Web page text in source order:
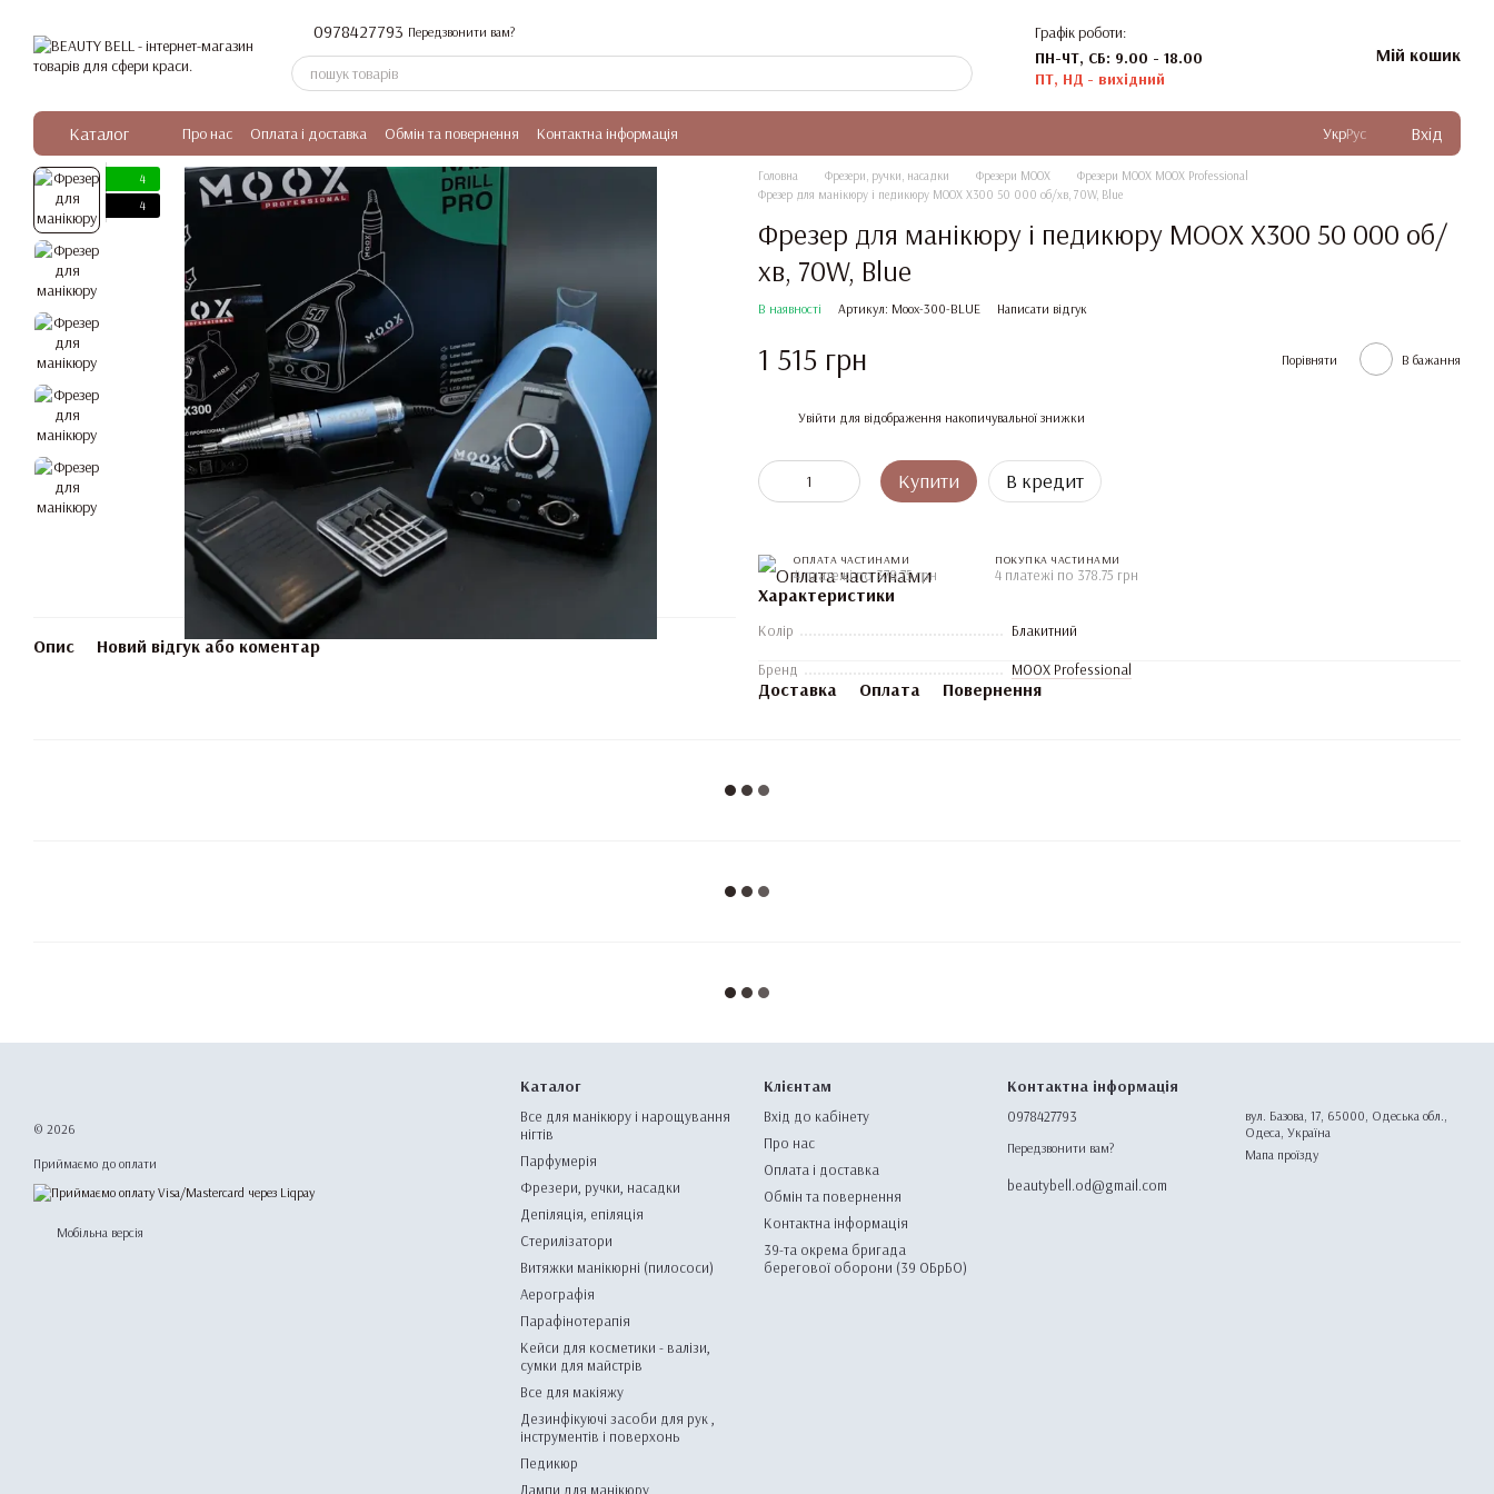
0978427793 Передзвонити вам?
Графік роботи:
ПН-ЧТ, СБ: 9.00 - 18.00
ПТ, НД - вихідний
Мій кошик
Каталог Про нас Оплата і доставка Обмін та повернення Контактна інформація УкрРус Вхід
4
4
Опис Новий відгук або коментар
Головна Фрезери, ручки, насадки Фрезери MOOX
Фрезери MOOX MOOX Professional
Фрезер для манікюру і педикюру MOOX X300 50 000 об/хв, 70W, Blue
Фрезер для манікюру і педикюру MOOX X300 50 000 об/
хв, 70W, Blue
В наявності Артикул: Moox-300-BLUE Написати відгук
1 515 грн Порівняти В бажання
Увійти для відображення накопичувальної знижки
Купити В кредит
ОПЛАТА ЧАСТИНАМИ
4 платежі по 378.75 грн
ПОКУПКА ЧАСТИНАМИ
4 платежі по 378.75 грн
Характеристики
Колір Блакитний
Бренд MOOX Professional
Доставка Оплата Повернення
© 2026
Приймаємо до оплати
Мобільна версія
Каталог
Все для манікюру і нарощування
нігтів
Парфумерія
Фрезери, ручки, насадки
Депіляція, епіляція
Стерилізатори
Витяжки манікюрні (пилососи)
Аерографія
Парафінотерапія
Кейси для косметики - валізи,
сумки для майстрів
Все для макіяжу
Дезинфікуючі засоби для рук ,
інструментів і поверхонь
Педикюр
Лампи для манікюру
Клієнтам
Вхід до кабінету
Про нас
Оплата і доставка
Обмін та повернення
Контактна інформація
39-та окрема бригада
берегової оборони (39 ОБрБО)
Контактна інформація
0978427793
Передзвонити вам?
beautybell.od@gmail.com
вул. Базова, 17, 65000, Одеська обл.,
Одеса, Україна
Мапа проїзду